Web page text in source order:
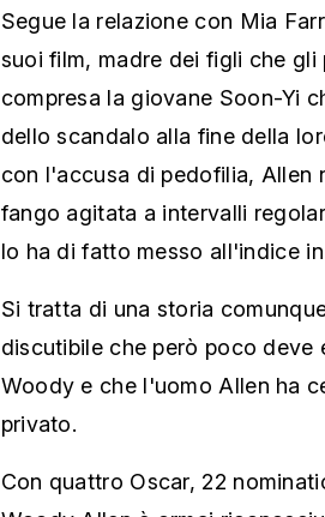
Segue la relazione con Mia
suoi film, madre dei figli che
compresa la giovane Soon-Yi
dello scandalo alla fine della
con l'accusa di pedofilia, Allen
fango agitata a intervalli
lo ha di fatto messo all'indice
Si tratta di una storia
discutibile che però poco deve
Woody e che l'uomo Allen ha
privato.
Con quattro Oscar, 22